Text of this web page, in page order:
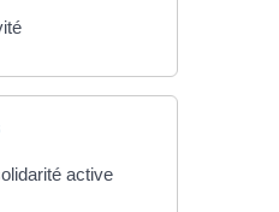
active